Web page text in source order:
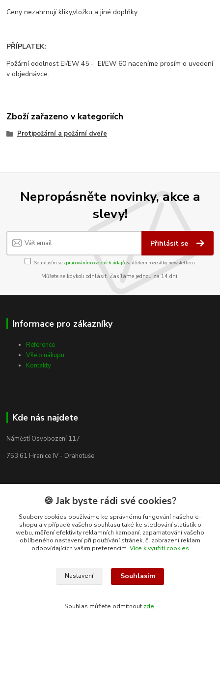
Ceny nezahrnují kliky,vložku a jiné doplňky.
PŘÍPLATEK:
Požární odolnost EI/EW 45 - EI/EW 60 naceníme prosím o uvedení
v objednávce.
Zboží zařazeno v kategoriích
Protipožární a požární dveře
Nepropásněte novinky, akce a
slevy!
Přihlásit se
Souhlasím se zpracováním osobních údajůza účelem rozesílky newsletteru.
Můžete se kdykoli odhlásit. Zasíláme jednou za 14 dní.
Informace pro zákazníky
Reference
Vše o nákupu
Kontakty
Kde nás najdete
Náměstí Osvobození 117
753 61 Hranice IV - Drahotuše
🍪 Jak byste rádi své cookies?
Soubory cookies používáme ke správnému fungování našeho e-
shopu a v případě vašeho souhlasu také ke sledování statistik o
webu, měření efektivity reklamních kampaní, zapamatování vašeho
oblíbeného nastavení při používání stránek, či zobrazení reklam
odpovídajících vašim preferencím. Více k využití cookies
Nastavení Souhlasím
Souhlas můžete odmítnout zde.